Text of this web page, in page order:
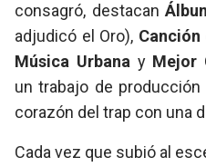
consagró, destacan
adjudicó el Oro), Canción
Música Urbana y Mejor
un trabajo de
corazón del trap con una
Cada vez que subió al